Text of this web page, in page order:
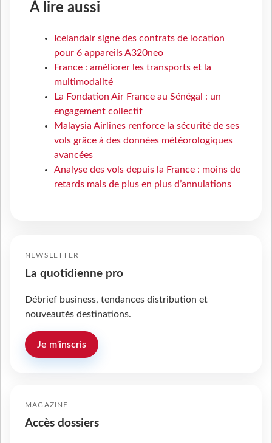
À lire aussi
Icelandair signe des contrats de location
pour 6 appareils A320neo
France : améliorer les transports et la
multimodalité
La Fondation Air France au Sénégal : un
engagement collectif
Malaysia Airlines renforce la sécurité de ses
vols grâce à des données météorologiques
avancées
Analyse des vols depuis la France : moins de
retards mais de plus en plus d’annulations
NEWSLETTER
La quotidienne pro
Débrief business, tendances distribution et
nouveautés destinations.
Je m'inscris
MAGAZINE
Accès dossiers